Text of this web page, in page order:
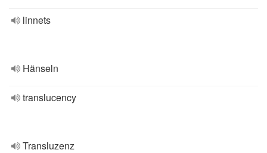
linnets
Hänseln
translucency
Transluzenz